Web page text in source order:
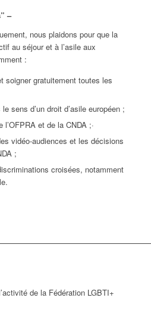
–
nous plaidons pour que la
au séjour et à l’asile aux
:
soigner gratuitement toutes les
sens d’un droit d’asile européen ;
l’OFPRA et de la CNDA ;·
vidéo-audiences et les décisions
;
croisées, notamment
de la Fédération LGBTI+